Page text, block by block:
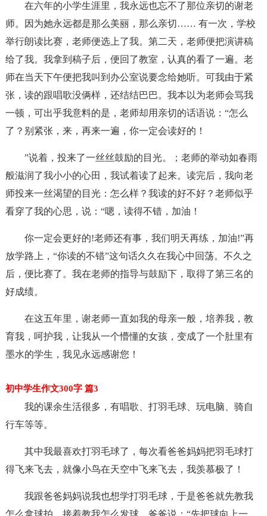
在六年的小学生涯里，我永远也忘不了那位亲切的谢老
师。因为她永远都是那么美丽，那么亲切…… 有一次，学校
举行朗读比赛，老师便选上了我。第二天，老师便把演讲稿
给了我。我拿到稿子后，便回了教室，认真的看了一遍。老
师在当天下午便把我叫到办公室说要念给她听。可我由于紧
张，读的跟唱歌没俩样，还结结巴巴。我本以为老师会骂我
一顿，可出乎我意料的是，老师却用亲切的话语说：“怎么
了？别紧张，来，再来一遍，你一定会读好的！
”说着，投来了一丝丝鼓励的目光。；老师的举动如春雨
般滋润了我小小的心田，我试着读了起来。读完后，我向老
师投来一丝渴望的目光：怎么样？我读的好不好？老师似乎
看穿了我的心思，说：“嗯，读得不错，加油！
你一定会更好的!老师还有事，我们明天再练，加油!”再
放学路上，“你读的不错”这句话久久在我心中回荡。不久之
后，便比赛了。我在老师的指导与鼓励下，取得了第三名的
好成绩。
在这五年里，谢老师一直如我的母亲一般，培养我，教
育我，呵护我，让我从一个懵懂的女孩，变成了一个肚里有
墨水的学生，我见永远感谢您！
初中学生作文300字 篇3
我的课余生活很多，有唱歌、打羽毛球、玩电脑、骑自
行车等等。
其中我最喜欢打羽毛球了，每次看爸爸妈妈把羽毛球打
得飞来飞去，就像小鸟在天空中飞来飞去，我羡慕极了！
我跟爸爸妈妈说我也想学打羽毛球，于是爸爸就先教我
怎么拿球拍，接着教我怎么发球。爸爸说：“先把球向上一